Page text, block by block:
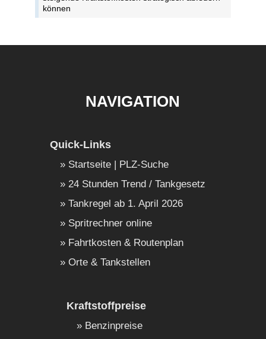
können
NAVIGATION
Quick-Links
Startseite | PLZ-Suche
24 Stunden Trend / Tankgesetz
Tankregel ab 1. April 2026
Spritrechner online
Fahrtkosten & Routenplan
Orte & Tankstellen
Kraftstoffpreise
Benzinpreise